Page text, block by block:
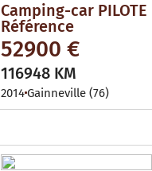
Camping-car PILOTE
Référence
52900 €
116948 KM
2014Gainneville (76)